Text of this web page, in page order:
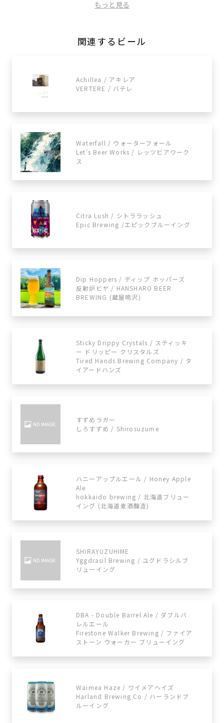
もっと見る
関連するビール
Achillea / アキレア
VERTERE / バテレ
Waterfall / ウォーターフォール
Let's Beer Works / レッツビアワーク
ス
Citra Lush / シトララッシュ
Epic Brewing /エピックブルーイング
Dip Hoppers / ディップ ホッパーズ
反射炉ビヤ / HANSHARO BEER
BREWING (蔵屋鳴沢)
Sticky Drippy Crystals / スティッキ
ー ドリッピー クリスタルズ
Tired Hands Brewing Company / タ
イアードハンズ
すずめラガー
しろすずめ / Shirosuzume
ハニーアップルエール / Honey Apple
Ale
hokkaido brewing / 北海道ブリュー
イング (北海道麦酒醸造)
SHIRAYUZUHIME
Yggdrasil Brewing / ユグドラシルブ
リューイング
DBA - Double Barrel Ale / ダブルバ
レルエール
Firestone Walker Brewing / ファイア
ストーン ウォーカー ブリューイング
Waimea Haze / ワイメアヘイズ
Harland Brewing Co / ハーランドブ
ルーイング